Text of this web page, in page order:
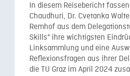
In diesem Reisebericht
Chaudhuri, Dr. Cvetanka
Remhof aus dem
Skills" ihre wichtigsten
Linksammlung und eine
Reflexionsfragen aus ihrer
die TU Graz im April 2024